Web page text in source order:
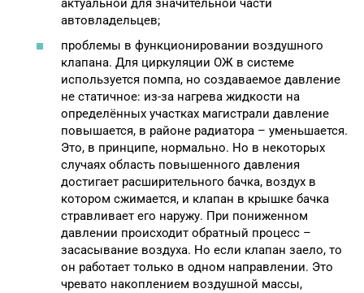
актуальной для значительной части
автовладельцев;
проблемы в функционировании воздушного
клапана. Для циркуляции ОЖ в системе
используется помпа, но создаваемое давление
не статичное: из-за нагрева жидкости на
определённых участках магистрали давление
повышается, в районе радиатора – уменьшается.
Это, в принципе, нормально. Но в некоторых
случаях область повышенного давления
достигает расширительного бачка, воздух в
котором сжимается, и клапан в крышке бачка
стравливает его наружу. При пониженном
давлении происходит обратный процесс –
засасывание воздуха. Но если клапан заело, то
он работает только в одном направлении. Это
чревато накоплением воздушной массы,